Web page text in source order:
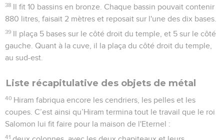
38 Il fit 10 bassins en bronze. Chaque bassin pouvait contenir
880 litres, faisait 2 mètres et reposait sur l'une des dix bases.
39 Il plaça 5 bases sur le côté droit du temple, et 5 sur le côté
gauche. Quant à la cuve, il la plaça du côté droit du temple,
au sud-est.
Liste récapitulative des objets de métal
40 Hiram fabriqua encore les cendriers, les pelles et les
coupes. C’est ainsi qu’Hiram termina tout le travail que le roi
Salomon lui fit faire pour la maison de l'Eternel :
41